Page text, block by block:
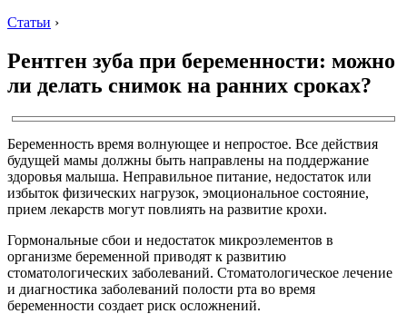
Статьи ›
Рентген зуба при беременности: можно
ли делать снимок на ранних сроках?
Беременность время волнующее и непростое. Все действия
будущей мамы должны быть направлены на поддержание
здоровья малыша. Неправильное питание, недостаток или
избыток физических нагрузок, эмоциональное состояние,
прием лекарств могут повлиять на развитие крохи.
Гормональные сбои и недостаток микроэлементов в
организме беременной приводят к развитию
стоматологических заболеваний. Стоматологическое лечение
и диагностика заболеваний полости рта во время
беременности создает риск осложнений.